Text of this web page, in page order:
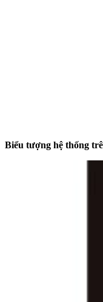
Biểu tượng hệ thống